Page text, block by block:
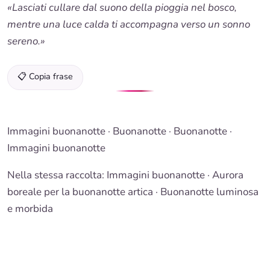
«Lasciati cullare dal suono della pioggia nel bosco,
mentre una luce calda ti accompagna verso un sonno
sereno.»
📋 Copia frase
Immagini buonanotte · Buonanotte · Buonanotte ·
Immagini buonanotte
Nella stessa raccolta: Immagini buonanotte · Aurora
boreale per la buonanotte artica · Buonanotte luminosa
e morbida